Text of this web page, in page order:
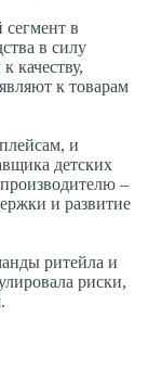
в
в силу
качеству,
к товарам
и
детских
–
и развитие
ритейла и
риски,